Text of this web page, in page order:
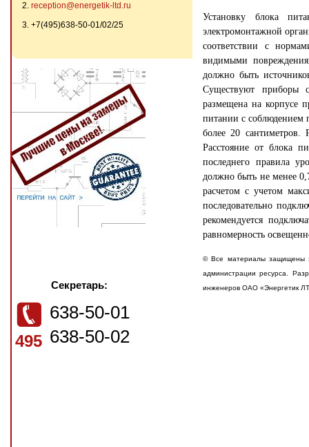
2. reception@energetik-ltd.ru
3. +7(495)638-50-01/02/25
Секретарь:
495
638-50-01
638-50-02
Установку блока
электромонтажной
соответствии с
видимыми
должно быть
Существуют приборы
размещена на корпусе
питании с соблюдением
более 20 сантиметров.
Расстояние от блока
последнего правила
должно быть не менее
расчетом с учетом
последовательно
рекомендуется
равномерность
© Все материалы защищены
администрации ресурса.
инженеров ОАО «Энергетик